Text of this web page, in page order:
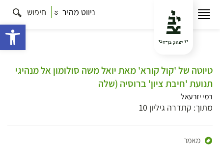
ניווט מהיר חיפוש
טיוטה של 'קול קורא' מאת יואל משה סולומון אל מנהיגי
תנועת 'חיבת ציון' ברוסיה (שלה
רמי יזרעאל
מתוך: קתדרה גיליון 10
מאמר